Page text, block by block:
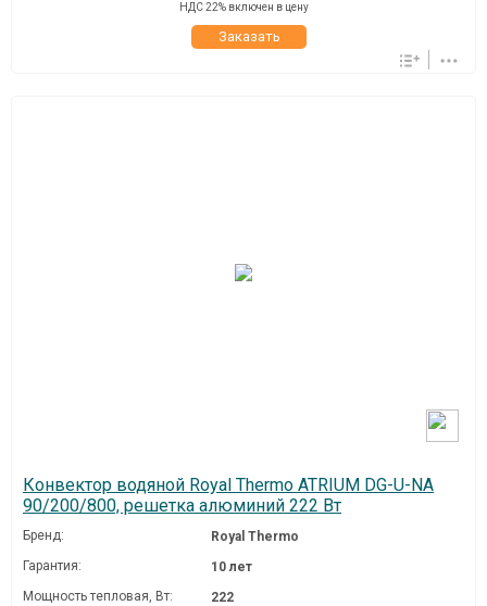
НДС 22% включен в цену
Заказать
Конвектор водяной Royal Thermo ATRIUM DG-U-NA
90/200/800, решетка алюминий 222 Вт
Бренд:
Royal Thermo
Гарантия:
10 лет
Мощность тепловая, Вт:
222